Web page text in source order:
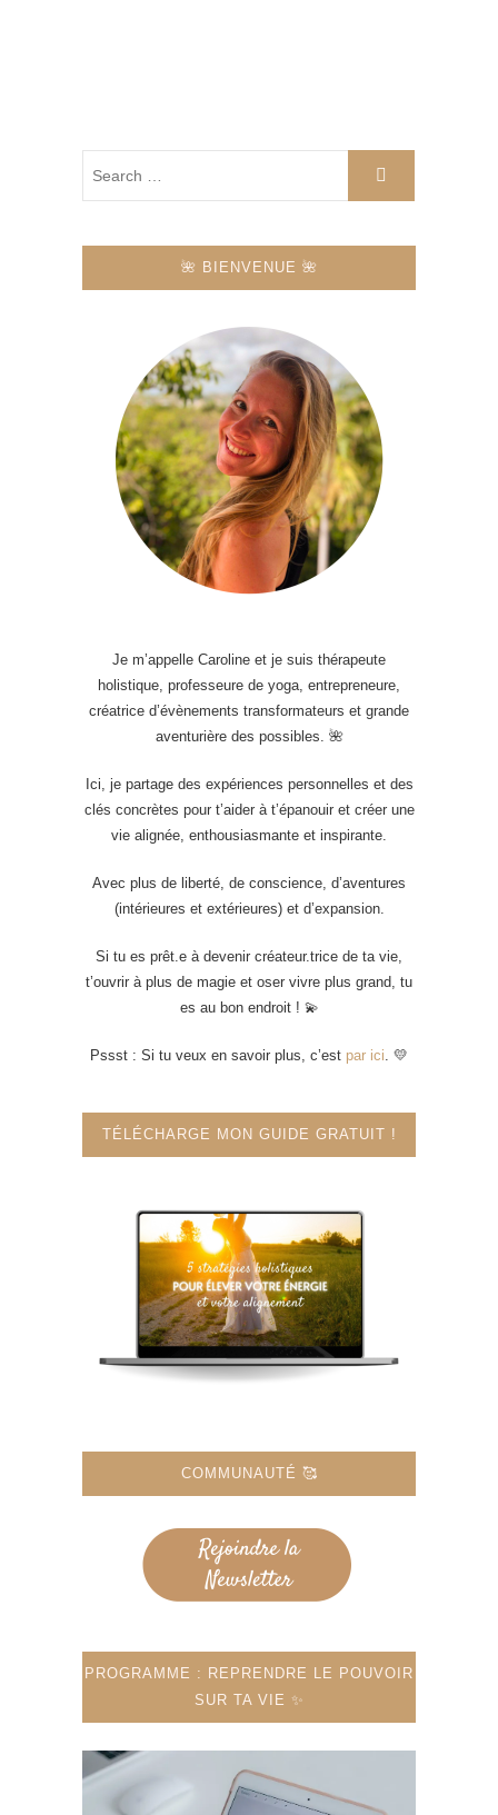
🌺 BIENVENUE 🌺
Je m’appelle Caroline et je suis thérapeute
holistique, professeure de yoga, entrepreneure,
créatrice d’évènements transformateurs et grande
aventurière des possibles. 🌺
Ici, je partage des expériences personnelles et des
clés concrètes pour t’aider à t’épanouir et créer une
vie alignée, enthousiasmante et inspirante.
Avec plus de liberté, de conscience, d’aventures
(intérieures et extérieures) et d’expansion.
Si tu es prêt.e à devenir créateur.trice de ta vie,
t’ouvrir à plus de magie et oser vivre plus grand, tu
es au bon endroit ! 💫
Pssst : Si tu veux en savoir plus, c’est par ici. 💛
TÉLÉCHARGE MON GUIDE GRATUIT !
COMMUNAUTÉ 🥰
PROGRAMME : REPRENDRE LE POUVOIR
SUR TA VIE ✨